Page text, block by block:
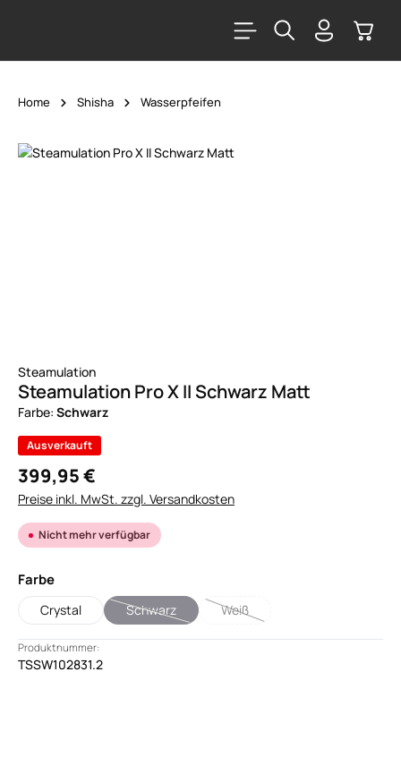
Home Shisha Wasserpfeifen
Bildergalerie überspringen
Steamulation
Steamulation Pro X II Schwarz Matt
Farbe: Schwarz
Ausverkauft
399,95 €
Preise inkl. MwSt. zzgl. Versandkosten
Nicht mehr verfügbar
Farbeauswählen
Crystal Schwarz
(Diese Option ist zurzeit nicht verfügbar.)
Weiß
(Diese Option ist zurzeit nicht
Produktnummer:
TSSW102831.2